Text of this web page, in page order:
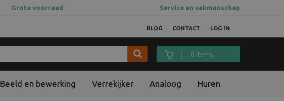
Grote voorraad Service en vakmanschap
LOG IN
BLOG CONTACT
0 items
Beeld en bewerking Verrekijker Analoog Huren